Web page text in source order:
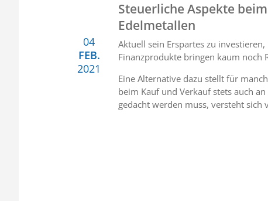
04
FEB.
2021
Steuerliche Aspekte
Edelmetallen
Aktuell sein Erspartes zu
Finanzprodukte bringen kaum noch
Eine Alternative dazu stellt für
beim Kauf und Verkauf stets auch
gedacht werden muss, versteht sich